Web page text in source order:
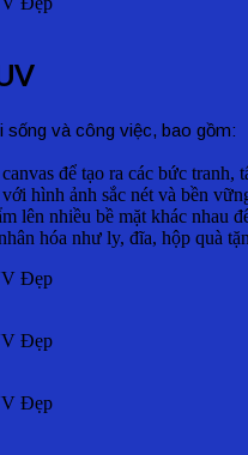
sống và công việc, bao gồm:
để tạo ra các bức tranh,
hình ảnh sắc nét và bền
lên nhiều bề mặt khác nhau
hóa như ly, đĩa, hộp quà